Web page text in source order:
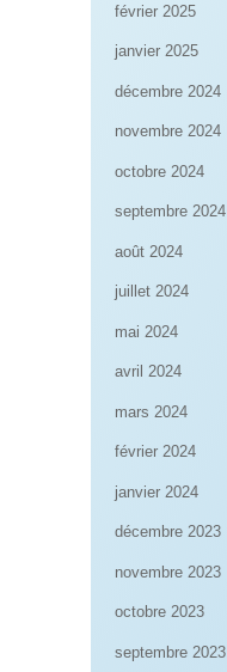
février 2025
janvier 2025
décembre 2024
novembre 2024
octobre 2024
septembre 2024
août 2024
juillet 2024
mai 2024
avril 2024
mars 2024
février 2024
janvier 2024
décembre 2023
novembre 2023
octobre 2023
septembre 2023